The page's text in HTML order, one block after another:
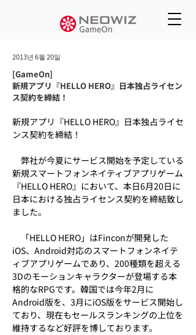
2013년 6월 20일
[GameOn]
新規アプリ『HELLO HERO』日本独占ライセン
ス契約を締結！
新規アプリ『HELLO HERO』日本独占ライセ
ンス契約を締結！
弊社が今夏にサービス開始を予定している
新規スマートフォンネイティブアプリゲーム
『HELLO HERO』において、本日6月20日に
日本における独占ライセンス契約を締結致し
ました。
「HELLO HERO」はFinconが開発した
iOS、Android対応のスマートフォンネイテ
ィブアプリゲームであり、200種類を超える
3Dのモーションキャラクターが登場する本
格的なRPGです。韓国では今年2月に
Android版を、3月にiOS版をサービス開始し
ており、現在もセールスランキングの上位を
維持するなど好評を博しております。